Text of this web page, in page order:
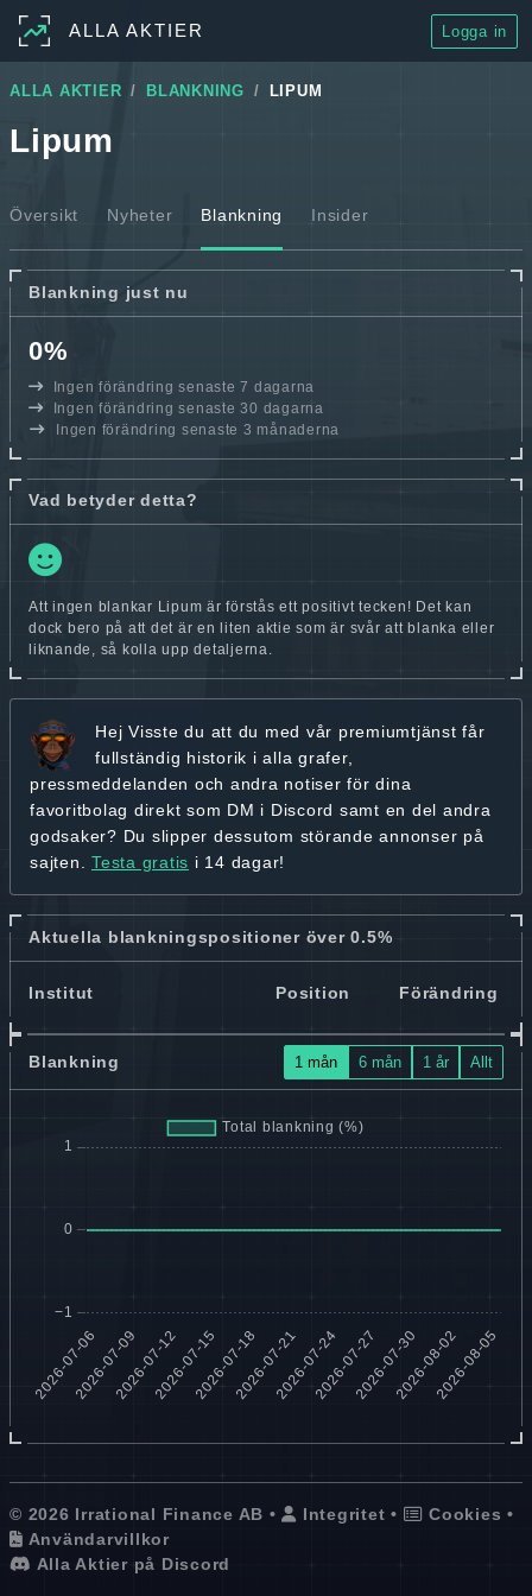
ALLA AKTIER Logga in
ALLA AKTIER BLANKNING LIPUM
Lipum
Översikt Nyheter Blankning Insider
Blankning just nu
0%
Ingen förändring senaste 7 dagarna
Ingen förändring senaste 30 dagarna
Ingen förändring senaste 3 månaderna
Vad betyder detta?
Att ingen blankar Lipum är förstås ett positivt tecken! Det kan
dock bero på att det är en liten aktie som är svår att blanka eller
liknande, så kolla upp detaljerna.
Hej Visste du att du med vår premiumtjänst får
fullständig historik i alla grafer,
pressmeddelanden och andra notiser för dina
favoritbolag direkt som DM i Discord samt en del andra
godsaker? Du slipper dessutom störande annonser på
sajten. Testa gratis i 14 dagar!
Aktuella blankningspositioner över 0.5%
Institut Position Förändring
Blankning 1 mån 6 mån 1 år Allt
© 2026 Irrational Finance AB • Integritet • Cookies •
Användarvillkor
Alla Aktier på Discord